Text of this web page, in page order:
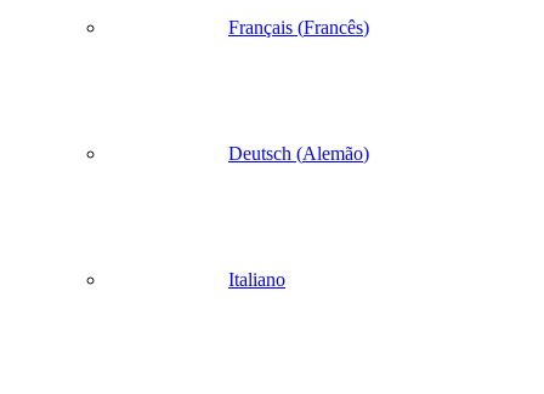
Français (Francês)
Deutsch (Alemão)
Italiano